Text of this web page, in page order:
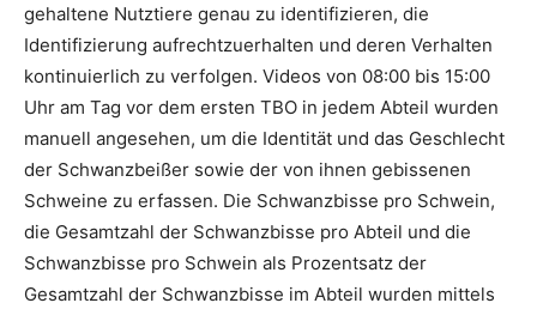
gehaltene Nutztiere genau zu identifizieren, die
Identifizierung aufrechtzuerhalten und deren Verhalten
kontinuierlich zu verfolgen. Videos von 08:00 bis 15:00
Uhr am Tag vor dem ersten TBO in jedem Abteil wurden
manuell angesehen, um die Identität und das Geschlecht
der Schwanzbeißer sowie der von ihnen gebissenen
Schweine zu erfassen. Die Schwanzbisse pro Schwein,
die Gesamtzahl der Schwanzbisse pro Abteil und die
Schwanzbisse pro Schwein als Prozentsatz der
Gesamtzahl der Schwanzbisse im Abteil wurden mittels